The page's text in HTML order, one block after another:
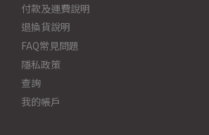
付款及運費說明
退換貨說明
FAQ常見問題
隱私政策
查詢
我的帳戶